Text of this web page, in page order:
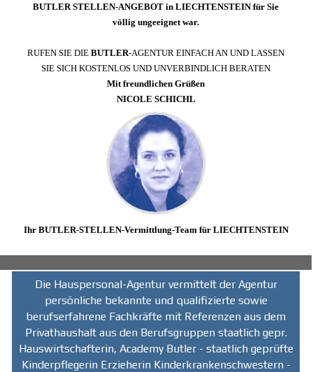
BUTLER STELLEN-ANGEBOT inLIECHTENSTEINfür Sie
völlig ungeeignet war.
RUFEN SIE DIEBUTLER-AGENTUR EINFACH AN UND LASSEN
SIE SICH KOSTENLOS UND UNVERBINDLICH BERATEN
Mit freundlichen Grüßen
NICOLE SCHICHL
Ihr BUTLER-STELLEN-Vermittlung-Team für LIECHTENSTEIN
Die Hauspersonal-Agentur vermittelt der Agentur
persönliche bekannte und qualifizierte sowie
berufserfahrene Fachkräfte mit Referenzen aus dem
Privathaushalt aus den Berufsgruppen staatlich gepr.
Hauswirtschafterin, Academy Butler - staatlich geprüfte
Kinderpflegerin Erzieherin Kinderkrankenschwestern -